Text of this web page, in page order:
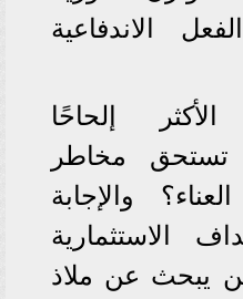
الاندفاعية
إلحاحًا
تستحق مخاطر
والإجابة
الاستثمارية
يبحث عن ملاذ